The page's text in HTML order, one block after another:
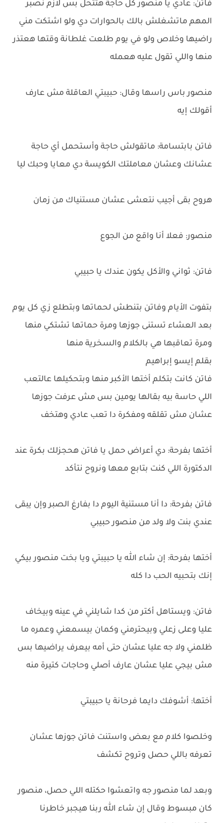
فاتن: عادي يا منصور كل حاجة هتتحل بس لازم نصبر
المهم ماتشغلش بالك بالحوارات دي ولو اشتكت مني
راضيها وخلاص ولو في يوم طلعت غلطانة وقتها هعتذر
منها واللي تقول عليه هعمله
منصور باس راسها وقال: حبيبتي العاقلة مش عارف
أقولك إيه
فاتن بابتسامة: ماتقولش حاجة وأستحمل أي حاجة
عشانك وعشان معاملتك الكويسة دي معايا وحبك ليا
هروح بقى أجيب نتعشى عشان مستنياك من زمان
منصور: فعلا أنا واقع من الجوع
فاتن: ثواني والأكل يكون عندك يا حبيبي
بتفوت الأيام وفاتن بتنطش لحماتها وبتطلع زي كل يوم
بعد العشاء تستنى جوزها ومرة حماتها تشتكي منها
ومرة تعاقبها هي بالكلام والسخرية منها
بقلم إيسو إبراهيم
فاتن كانت بتكلم أختها الأكبر منها وبتحكيلها عالتعب
اللي حاسة بيه بقالها يومين بس مش عرفت جوزها
عشان مش تقلقه ومفكرة دا تعب عادي وهتخف
أختها بفرحة: دي أعراض حمل يا فاتن هحجزلك بكرة عند
الدكتورة اللي كنت بتابع معها ونروح نتأكد
فاتن بفرحة: دا أنا مستنية اليوم دا بفارغ الصبر وإن يبقى
عندي بنت ولا ولد من منصور حبيبي
أختها بفرحة: إن شاء الله يا حبيبتي ويا بخت منصور بيكي
إنك بتحبيه الحب دا كله
فاتن: ويستاهل أكتر من كدا شايلني في عينه وبيخاف
عليا وعلى زعلي وبيحترمني وكمان بيسمعني وعمره ما
ظلمني ولا جه عليا عشان حتى أمه بيعرف يراضيها بس
مش بيجي عليا عشان عارف أصلي وحاجات كتيرة منه
أختها: أشوفك دايما فرحانة يا حبيبتي
وخلصوا كلام مع بعض واستنت فاتن جوزها عشان
تعرفه باللي حصل وتروح تكشف
وبعد لما منصور جه واتعشوا حكتله اللي حصل، منصور
كان مبسوط وقال إن شاء الله ربنا هيجبر خاطرنا